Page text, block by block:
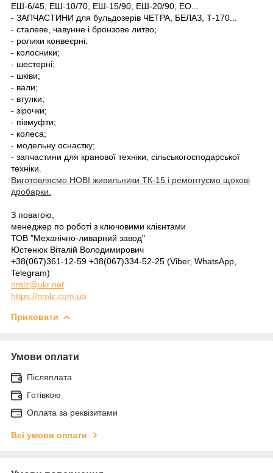
ЕШ-6/45, ЕШ-10/70, ЕШ-15/90, ЕШ-20/90, ЕО...
- ЗАПЧАСТИНИ для бульдозерів ЧЕТРА, БЕЛАЗ, Т-170...
- сталеве, чавунне і бронзове литво;
- ролики конвеєрні;
- колосники;
- шестерні;
- шківи;
- вали;
- втулки;
- зірочки;
- півмуфти;
- колеса;
- модельну оснастку;
- запчастини для кранової техніки, сільськогосподарської
техніки.
Виготовляємо НОВІ живильники ТК-15 і ремонтуємо щокові
дробарки.
З повагою,
менеджер по роботі з ключовими клієнтами
ТОВ "Механічно-ливарний завод"
Юстенюк Віталій Володимирович
+38(067)361-12-59 +38(067)334-52-25 (Viber, WhatsApp,
Telegram)
nmlz@ukr.net
https://nmlz.com.ua
Приховати
Умови оплати
Післяплата
Готівкою
Оплата за реквізитами
Всі умови оплати